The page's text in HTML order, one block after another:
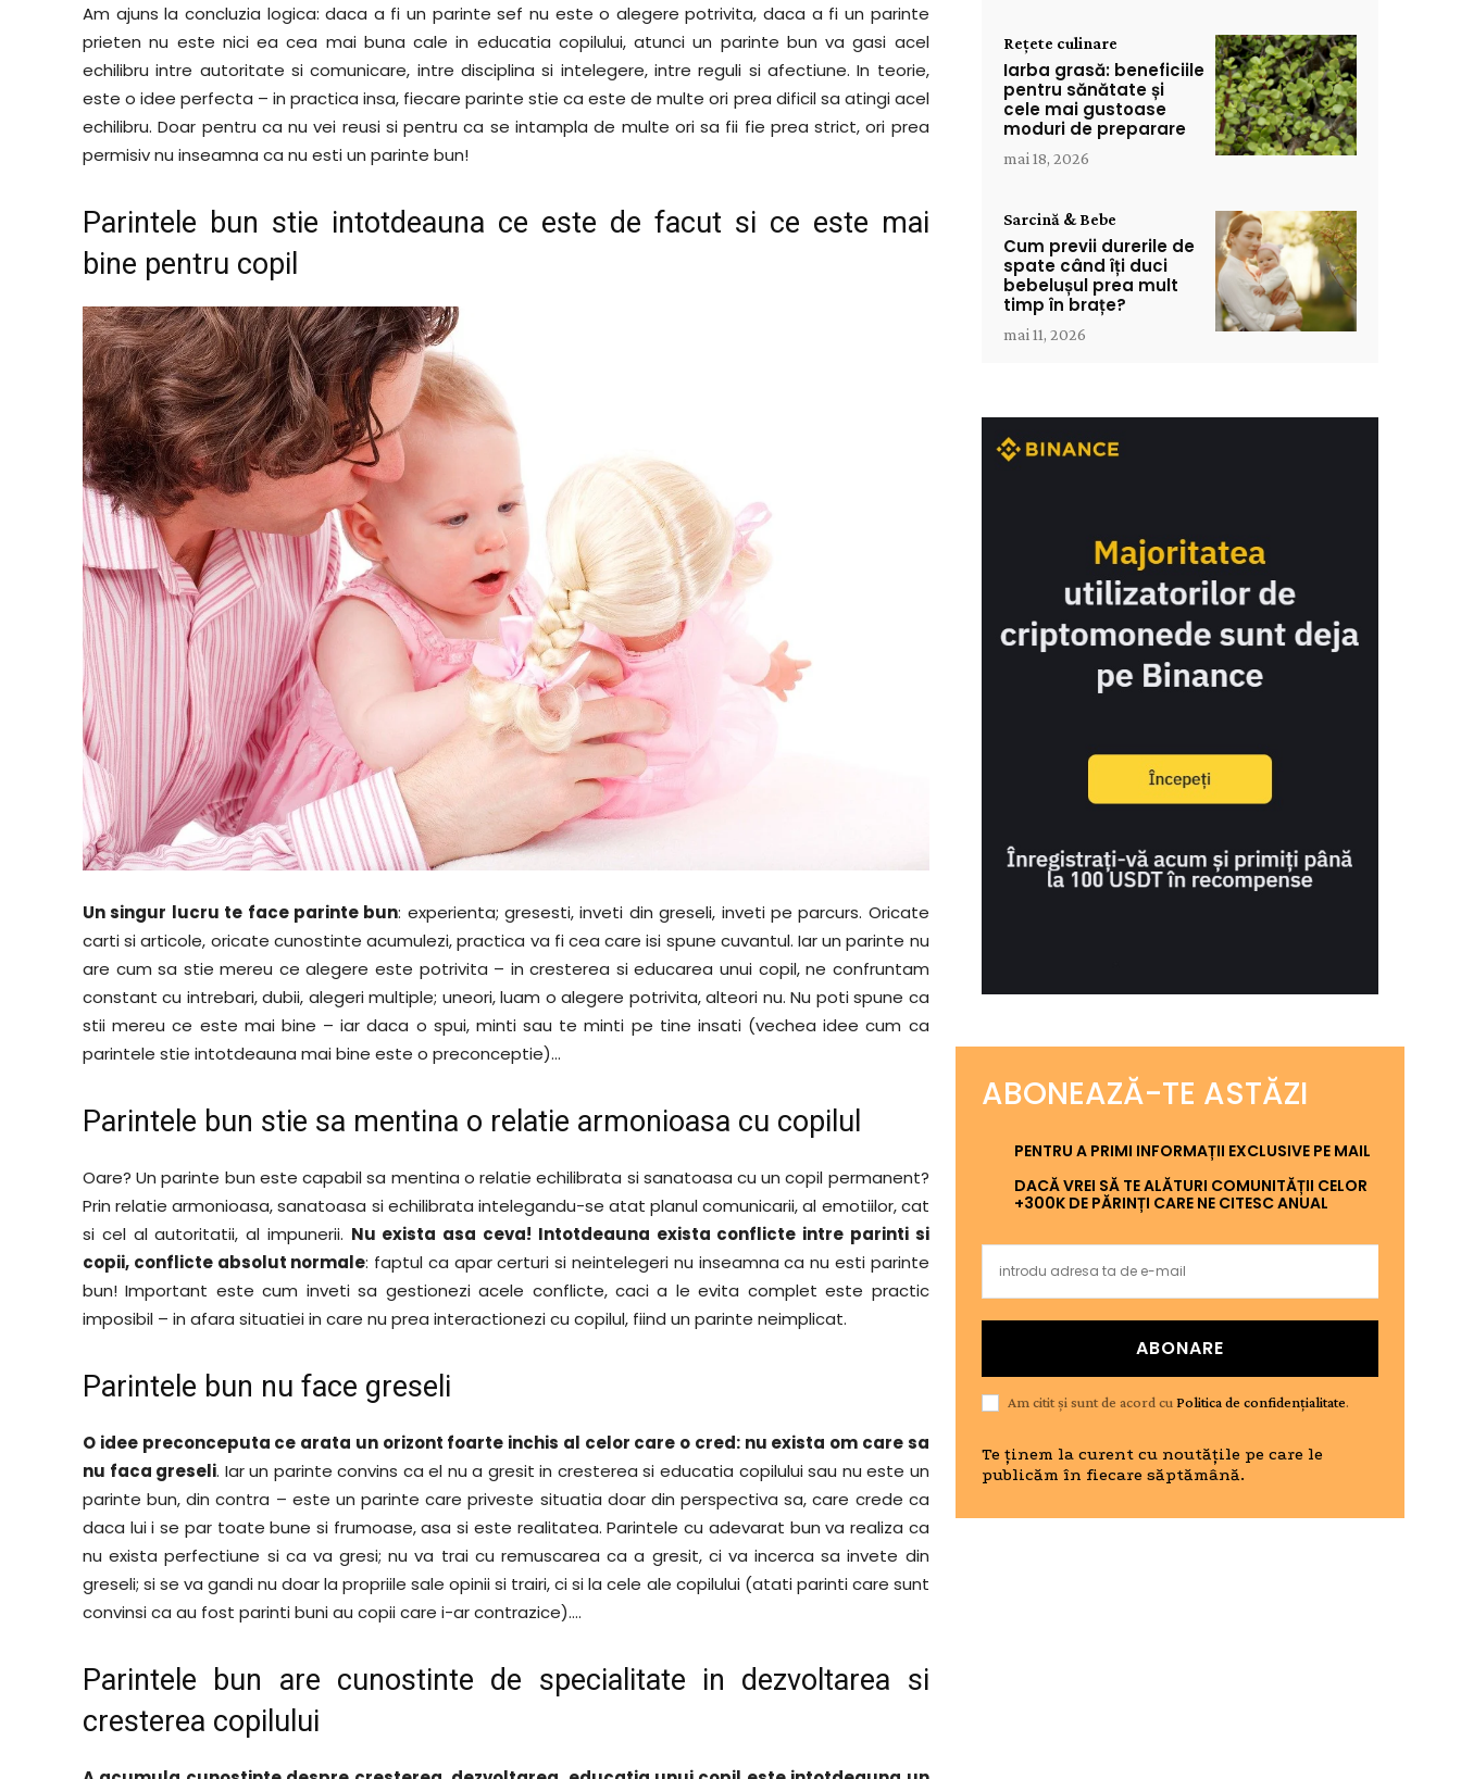
Am ajuns la concluzia logica: daca a fi un parinte sef nu este o alegere potrivita, daca a fi un parinte
prieten nu este nici ea cea mai buna cale in educatia copilului, atunci un parinte bun va gasi acel
echilibru intre autoritate si comunicare, intre disciplina si intelegere, intre reguli si afectiune. In teorie,
este o idee perfecta – in practica insa, fiecare parinte stie ca este de multe ori prea dificil sa atingi acel
echilibru. Doar pentru ca nu vei reusi si pentru ca se intampla de multe ori sa fii fie prea strict, ori prea
permisiv nu inseamna ca nu esti un parinte bun!
Parintele bun stie intotdeauna ce este de facut si ce este mai
bine pentru copil
Un singur lucru te face parinte bun: experienta; gresesti, inveti din greseli, inveti pe parcurs. Oricate
carti si articole, oricate cunostinte acumulezi, practica va fi cea care isi spune cuvantul. Iar un parinte nu
are cum sa stie mereu ce alegere este potrivita – in cresterea si educarea unui copil, ne confruntam
constant cu intrebari, dubii, alegeri multiple; uneori, luam o alegere potrivita, alteori nu. Nu poti spune ca
stii mereu ce este mai bine – iar daca o spui, minti sau te minti pe tine insati (vechea idee cum ca
parintele stie intotdeauna mai bine este o preconceptie)…
Parintele bun stie sa mentina o relatie armonioasa cu copilul
Oare? Un parinte bun este capabil sa mentina o relatie echilibrata si sanatoasa cu un copil permanent?
Prin relatie armonioasa, sanatoasa si echilibrata intelegandu-se atat planul comunicarii, al emotiilor, cat
si cel al autoritatii, al impunerii. Nu exista asa ceva! Intotdeauna exista conflicte intre parinti si
copii, conflicte absolut normale: faptul ca apar certuri si neintelegeri nu inseamna ca nu esti parinte
bun! Important este cum inveti sa gestionezi acele conflicte, caci a le evita complet este practic
imposibil – in afara situatiei in care nu prea interactionezi cu copilul, fiind un parinte neimplicat.
Parintele bun nu face greseli
O idee preconceputa ce arata un orizont foarte inchis al celor care o cred: nu exista om care sa
nu faca greseli. Iar un parinte convins ca el nu a gresit in cresterea si educatia copilului sau nu este un
parinte bun, din contra – este un parinte care priveste situatia doar din perspectiva sa, care crede ca
daca lui i se par toate bune si frumoase, asa si este realitatea. Parintele cu adevarat bun va realiza ca
nu exista perfectiune si ca va gresi; nu va trai cu remuscarea ca a gresit, ci va incerca sa invete din
greseli; si se va gandi nu doar la propriile sale opinii si trairi, ci si la cele ale copilului (atati parinti care sunt
convinsi ca au fost parinti buni au copii care i-ar contrazice)….
Parintele bun are cunostinte de specialitate in dezvoltarea si
cresterea copilului
Rețete culinare
Iarba grasă: beneficiile
pentru sănătate și
cele mai gustoase
moduri de preparare
mai 18, 2026
Sarcină & Bebe
Cum previi durerile de
spate când îți duci
bebelușul prea mult
timp în brațe?
mai 11, 2026
ABONEAZĂ-TE ASTĂZI
PENTRU A PRIMI INFORMAȚII EXCLUSIVE PE MAIL
DACĂ VREI SĂ TE ALĂTURI COMUNITĂȚII CELOR
+300K DE PĂRINȚI CARE NE CITESC ANUAL
ABONARE
Am citit și sunt de acord cuPolitica de confidențialitate.
Te ținem la curent cu noutățile pe care le
publicăm în fiecare săptămână.